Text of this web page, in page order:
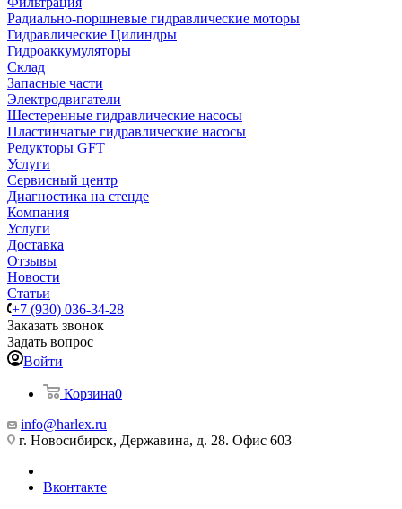
Радиально-поршневые гидравлические моторы
Гидравлические Цилиндры
Гидроаккумуляторы
Склад
Запасные части
Электродвигатели
Шестеренные гидравлические насосы
Пластинчатые гидравлические насосы
Редукторы GFT
Услуги
Сервисный центр
Диагностика на стенде
Компания
Услуги
Доставка
Отзывы
Новости
Статьи
+7 (930) 036-34-28
Заказать звонок
Задать вопрос
Войти
Корзина0
info@harlex.ru
г. Новосибирск, Державина, д. 28. Офис 603
Вконтакте